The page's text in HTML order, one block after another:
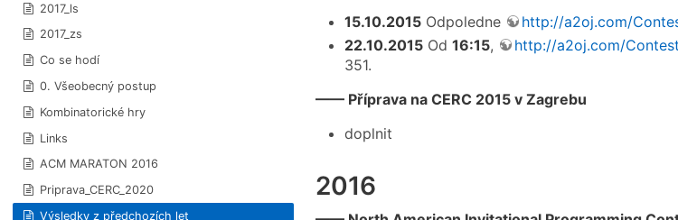
2017_ls
2017_zs
Co se hodí
0. Všeobecný postup
Kombinatorické hry
Links
ACM MARATON 2016
Priprava_CERC_2020
Výsledky z předchozích let
15.10.2015 Odpoledne
http://a2oj.com/
22.10.2015 Od 16:15, http://a2oj.com/
351.
—— Příprava na CERC 2015 v Zagrebu
doplnit
2016